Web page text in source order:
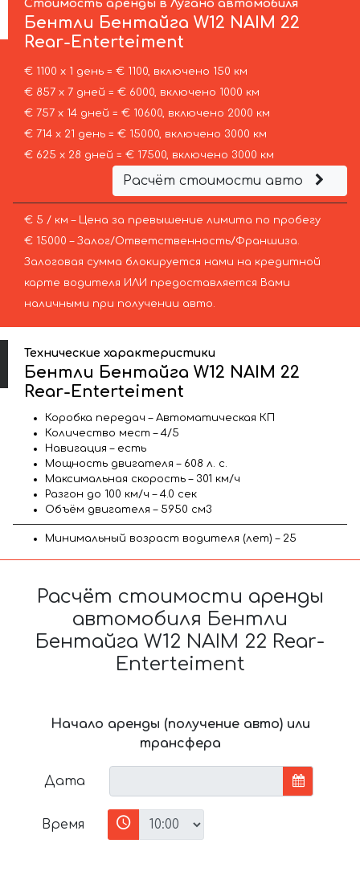
Стоимость аренды в Лугано автомобиля
Бентли Бентайга W12 NAIM 22
Rear-Enterteiment
€ 1100 х 1 день = € 1100, включено 150 км
€ 857 х 7 дней = € 6000, включено 1000 км
€ 757 х 14 дней = € 10600, включено 2000 км
€ 714 х 21 день = € 15000, включено 3000 км
€ 625 х 28 дней = € 17500, включено 3000 км
Расчёт стоимости авто
€ 5 / км – Цена за превышение лимита по пробегу
€ 15000 – Залог/Ответственность/Франшиза.
Залоговая сумма блокируется нами на кредитной
карте водителя ИЛИ предоставляется Вами
наличными при получении авто.
Технические характеристики
Бентли Бентайга W12 NAIM 22
Rear-Enterteiment
Коробка передач – Автоматическая КП
Количество мест – 4/5
Навигация – есть
Мощность двигателя – 608 л. с.
Максимальная скорость – 301 км/ч
Разгон до 100 км/ч – 4.0 сек
Объём двигателя – 5950 см3
Минимальный возраст водителя (лет) – 25
Расчёт стоимости аренды
автомобиля Бентли
Бентайга W12 NAIM 22 Rear-
Enterteiment
Начало аренды (получение авто) или
трансфера
Дата
Время